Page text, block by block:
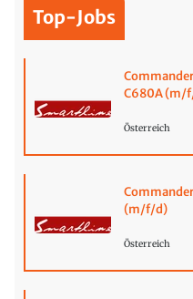
Top-Jobs
C680A (m/
Österreich
(m/f/d)
Österreich